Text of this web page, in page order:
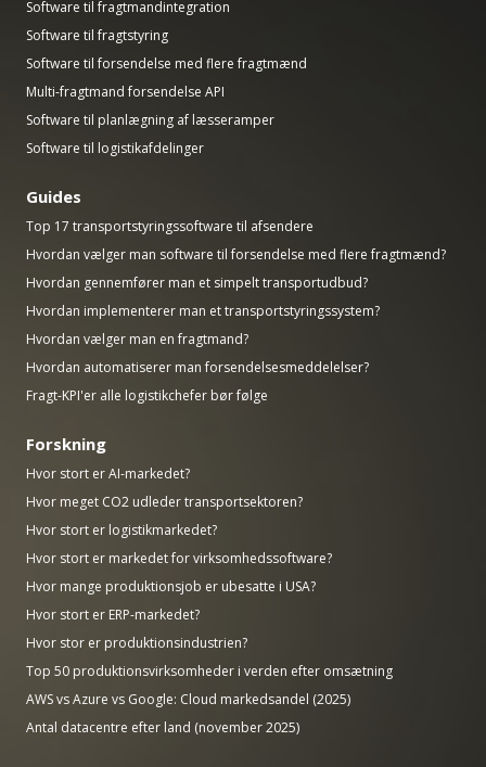
Software til fragtmandintegration
Software til fragtstyring
Software til forsendelse med flere fragtmænd
Multi-fragtmand forsendelse API
Software til planlægning af læsseramper
Software til logistikafdelinger
Guides
Top 17 transportstyringssoftware til afsendere
Hvordan vælger man software til forsendelse med flere fragtmænd?
Hvordan gennemfører man et simpelt transportudbud?
Hvordan implementerer man et transportstyringssystem?
Hvordan vælger man en fragtmand?
Hvordan automatiserer man forsendelsesmeddelelser?
Fragt-KPI'er alle logistikchefer bør følge
Forskning
Hvor stort er AI-markedet?
Hvor meget CO2 udleder transportsektoren?
Hvor stort er logistikmarkedet?
Hvor stort er markedet for virksomhedssoftware?
Hvor mange produktionsjob er ubesatte i USA?
Hvor stort er ERP-markedet?
Hvor stor er produktionsindustrien?
Top 50 produktionsvirksomheder i verden efter omsætning
AWS vs Azure vs Google: Cloud markedsandel (2025)
Antal datacentre efter land (november 2025)